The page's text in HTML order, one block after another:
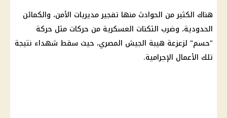
هناك الكثير من الحوادث منها تفجير مديريات الأمن، والكمائن
الحدودية، وضرب الثكنات العسكرية من حركات مثل حركة
"حسم" لزعزعة هيبة الجيش المصري، حيث سقط شهداء نتيجة
تلك الأعمال الإجرامية.